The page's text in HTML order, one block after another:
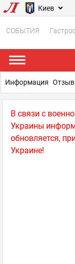
Киев
СОБЫТИЯ
В связи с
Украины
обновляется,
Украине!
Информация